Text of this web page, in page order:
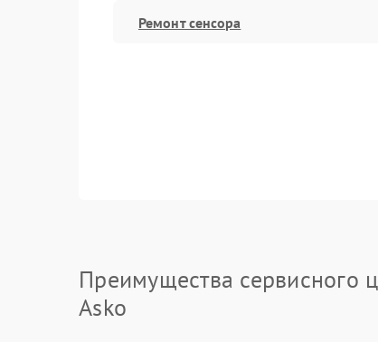
Ремонт сенсора
Преимущества сервисного
Asko